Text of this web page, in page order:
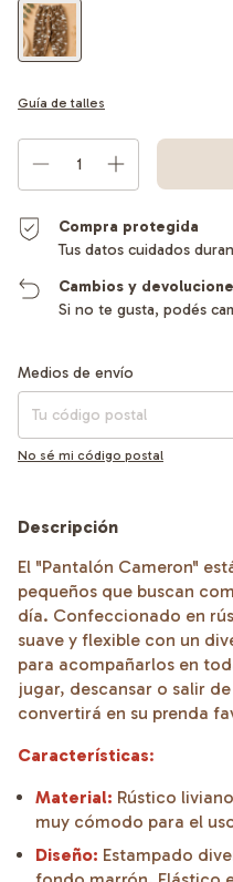
Guía de talles
Compra protegida
Tus datos cuidados
Cambios y
Si no te gusta, podés
Entregas para el CP:
Medios de envío
No sé mi código postal
Descripción
El "Pantalón Cameron"
pequeños que buscan
día. Confeccionado en
suave y flexible con un
para acompañarlos en
jugar, descansar o salir
convertirá en su prenda
Características:
Material: Rústico
muy cómodo para el
Diseño: Estampado